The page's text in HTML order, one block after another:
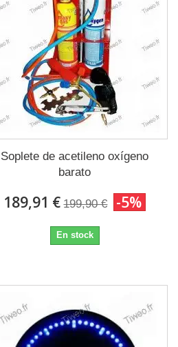
Soplete de acetileno oxígeno
barato
189,91 € 199,90 € -5%
En stock